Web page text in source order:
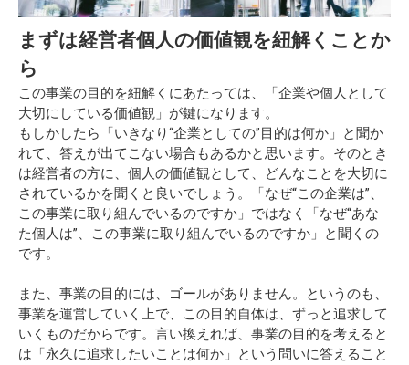
まずは経営者個人の価値観を紐解くことか
ら
この事業の目的を紐解くにあたっては、「企業や個人として
大切にしている価値観」が鍵になります。
もしかしたら「いきなり“企業としての”目的は何か」と聞か
れて、答えが出てこない場合もあるかと思います。そのとき
は経営者の方に、個人の価値観として、どんなことを大切に
されているかを聞くと良いでしょう。「なぜ“この企業は”、
この事業に取り組んでいるのですか」ではなく「なぜ“あな
た個人は”、この事業に取り組んでいるのですか」と聞くの
です。
また、事業の目的には、ゴールがありません。というのも、
事業を運営していく上で、この目的自体は、ずっと追求して
いくものだからです。言い換えれば、事業の目的を考えると
は「永久に追求したいことは何か」という問いに答えること